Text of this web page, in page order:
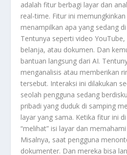
adalah fitur berbagi layar dan
real-time. Fitur ini
menampilkan apa yang sedang
Tentunya seperti video
belanja, atau dokumen. Dan
bantuan langsung dari AI.
menganalisis atau memberikan
tersebut. Interaksi ini dilakukan
seolah pengguna sedang
pribadi yang duduk di samping
layar yang sama. Ketika fitur ini
“melihat” isi layar dan
Misalnya, saat pengguna
dokumenter. Dan mereka bisa